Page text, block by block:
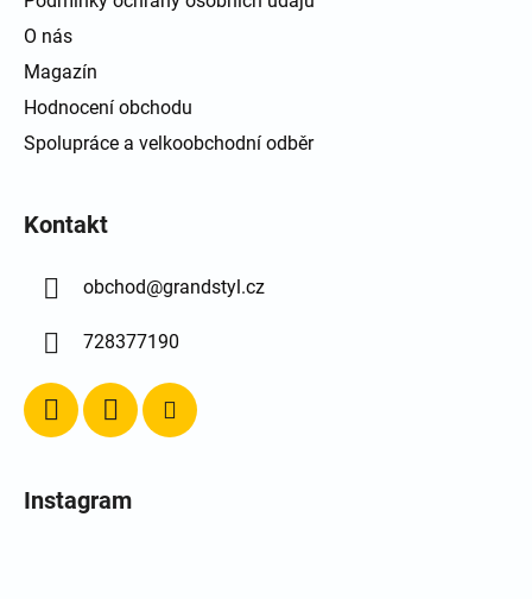
O nás
Magazín
Hodnocení obchodu
Spolupráce a velkoobchodní odběr
Kontakt
obchod@grandstyl.cz
728377190
Instagram